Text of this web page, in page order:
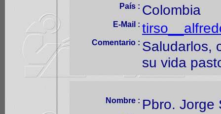
País : Colombia
E-Mail :
Comentario : Saludarlos,
su vida
Nombre : Pbro. Jorge